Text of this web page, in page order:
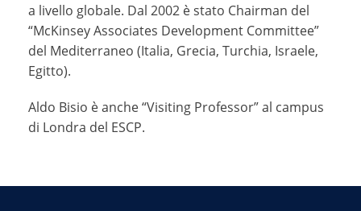
a livello globale. Dal 2002 è stato Chairman del
“McKinsey Associates Development Committee”
del Mediterraneo (Italia, Grecia, Turchia, Israele,
Egitto).
Aldo Bisio è anche “Visiting Professor” al campus
di Londra del ESCP.